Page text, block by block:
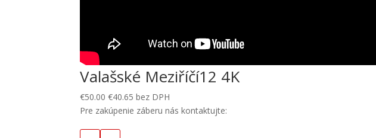
Valašské Meziříčí12 4K
€50.00 €40.65 bez DPH
Pre zakúpenie záberu nás kontaktujte: